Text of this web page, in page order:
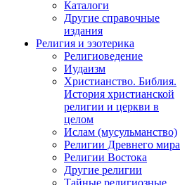
Каталоги
Другие справочные
издания
Религия и эзотерика
Религиоведение
Иудаизм
Христианство. Библия.
История христианской
религии и церкви в
целом
Ислам (мусульманство)
Религии Древнего мира
Религии Востока
Другие религии
Тайные религиозные